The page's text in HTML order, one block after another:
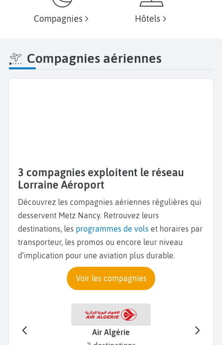
Compagnies Hôtels
Compagnies aériennes
3 compagnies exploitent le réseau
Lorraine Aéroport
Découvrez les compagnies aériennes régulières qui
desservent Metz Nancy. Retrouvez leurs
destinations, les programmes de vols et horaires par
transporteur, les promos ou encore leur niveau
d’implication pour une aviation plus durable.
Voir les compagnies
Air Algérie